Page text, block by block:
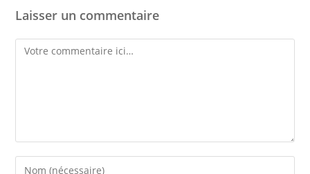
Laisser un commentaire
Comment
Enter